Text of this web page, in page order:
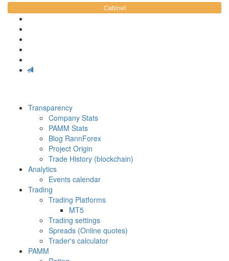
Cabinet
Transparency
Company Stats
PAMM Stats
Blog RannForex
Project Origin
Trade History (blockchain)
Analytics
Events calendar
Trading
Trading Platforms
MT5
Trading settings
Spreads (Online quotes)
Trader's calculator
PAMM